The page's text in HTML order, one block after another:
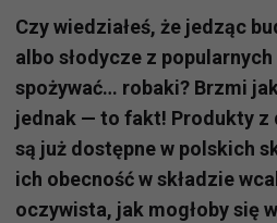
Czy wiedziałeś, że jedząc
albo słodycze z
spożywać… robaki? Brzmi
jednak — to fakt! Produkty z
są już dostępne w polskich
ich obecność w składzie
oczywista, jak mogłoby się